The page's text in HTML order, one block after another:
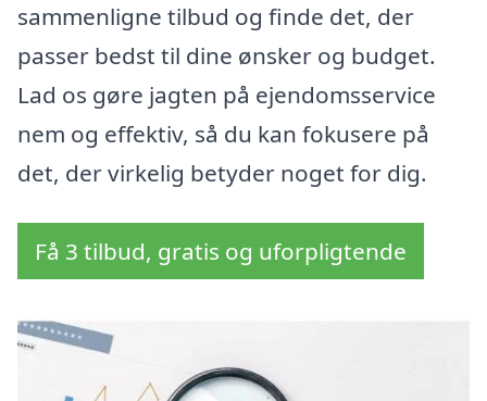
sammenligne tilbud og finde det, der
passer bedst til dine ønsker og budget.
Lad os gøre jagten på ejendomsservice
nem og effektiv, så du kan fokusere på
det, der virkelig betyder noget for dig.
Få 3 tilbud, gratis og uforpligtende